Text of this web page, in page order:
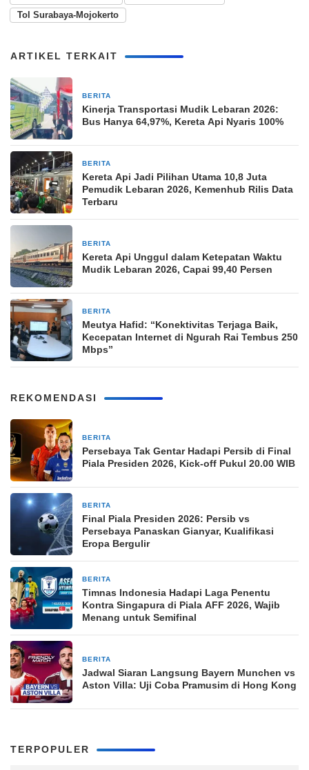
Tol Surabaya-Mojokerto
ARTIKEL TERKAIT
BERITA
Kinerja Transportasi Mudik Lebaran 2026:
Bus Hanya 64,97%, Kereta Api Nyaris 100%
BERITA
Kereta Api Jadi Pilihan Utama 10,8 Juta
Pemudik Lebaran 2026, Kemenhub Rilis Data
Terbaru
BERITA
Kereta Api Unggul dalam Ketepatan Waktu
Mudik Lebaran 2026, Capai 99,40 Persen
BERITA
Meutya Hafid: “Konektivitas Terjaga Baik,
Kecepatan Internet di Ngurah Rai Tembus 250
Mbps”
REKOMENDASI
BERITA
Persebaya Tak Gentar Hadapi Persib di Final
Piala Presiden 2026, Kick-off Pukul 20.00 WIB
BERITA
Final Piala Presiden 2026: Persib vs
Persebaya Panaskan Gianyar, Kualifikasi
Eropa Bergulir
BERITA
Timnas Indonesia Hadapi Laga Penentu
Kontra Singapura di Piala AFF 2026, Wajib
Menang untuk Semifinal
BERITA
Jadwal Siaran Langsung Bayern Munchen vs
Aston Villa: Uji Coba Pramusim di Hong Kong
TERPOPULER